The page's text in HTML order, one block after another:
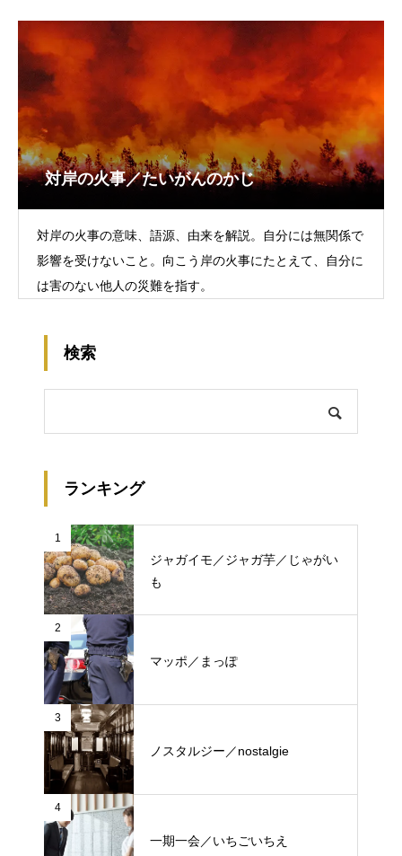
対岸の火事／たいがんのかじ
対岸の火事の意味、語源、由来を解説。自分には無関係で
影響を受けないこと。向こう岸の火事にたとえて、自分に
は害のない他人の災難を指す。
検索
ランキング
1
ジャガイモ／ジャガ芋／じゃがい
も
2
マッポ／まっぽ
3
ノスタルジー／nostalgie
4
一期一会／いちごいちえ